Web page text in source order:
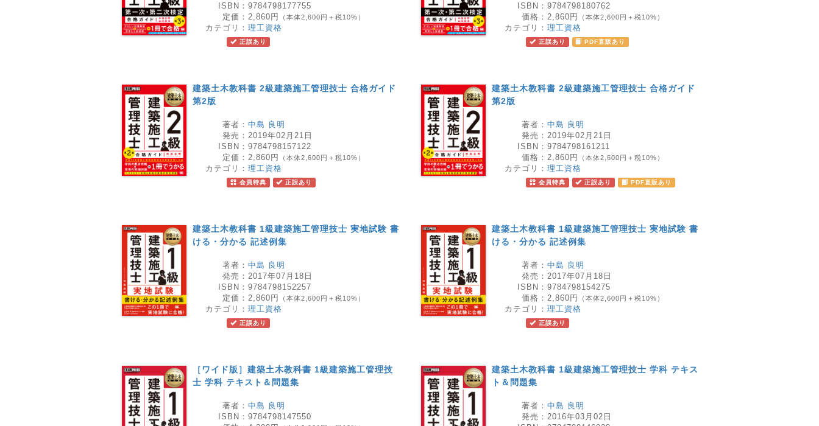
ISBN： 9784798177755
定価： 2,860円 （本体2,600円＋税10%）
カテゴリ： 理工資格
正誤あり
ISBN： 9784798180762
価格： 2,860円 （本体2,600円＋税10%）
カテゴリ： 理工資格
正誤あり PDF直販あり
建築土木教科書 2級建築施工管理技士 合格ガイド
第2版
著者： 中島 良明
発売： 2019年02月21日
ISBN： 9784798157122
定価： 2,860円 （本体2,600円＋税10%）
カテゴリ： 理工資格
会員特典 正誤あり
建築土木教科書 2級建築施工管理技士 合格ガイド
第2版
著者： 中島 良明
発売： 2019年02月21日
ISBN： 9784798161211
価格： 2,860円 （本体2,600円＋税10%）
カテゴリ： 理工資格
会員特典 正誤あり PDF直販あり
建築土木教科書 1級建築施工管理技士 実地試験 書
ける・分かる 記述例集
著者： 中島 良明
発売： 2017年07月18日
ISBN： 9784798152257
定価： 2,860円 （本体2,600円＋税10%）
カテゴリ： 理工資格
正誤あり
建築土木教科書 1級建築施工管理技士 実地試験 書
ける・分かる 記述例集
著者： 中島 良明
発売： 2017年07月18日
ISBN： 9784798154275
価格： 2,860円 （本体2,600円＋税10%）
カテゴリ： 理工資格
正誤あり
［ワイド版］建築土木教科書 1級建築施工管理技
士 学科 テキスト＆問題集
著者： 中島 良明
ISBN： 9784798147550
建築土木教科書 1級建築施工管理技士 学科 テキス
ト＆問題集
著者： 中島 良明
発売： 2016年03月02日